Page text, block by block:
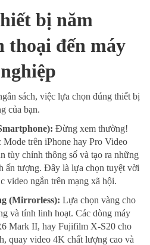
bị năm
thoại đến máy
sách, việc lựa chọn đúng thiết bị
của bạn.
Đừng xem thường!
trên iPhone hay Pro Video
tùy chỉnh thông số và tạo ra những
ấn tượng. Đây là lựa chọn tuyệt vời
video ngắn trên mạng xã hội.
(Mirrorless): Lựa chọn vàng cho
và tính linh hoạt. Các dòng máy
Mark II, hay Fujifilm X-S20 cho
quay video 4K chất lượng cao và